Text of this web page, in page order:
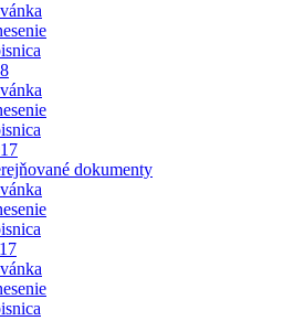
dokumenty